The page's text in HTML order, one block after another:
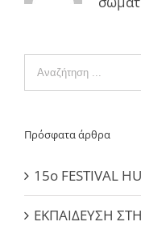
Αναζήτηση
...
Πρόσφατα άρθρα
15ο FESTIVAL
ΕΚΠΑΙΔΕΥΣΗ